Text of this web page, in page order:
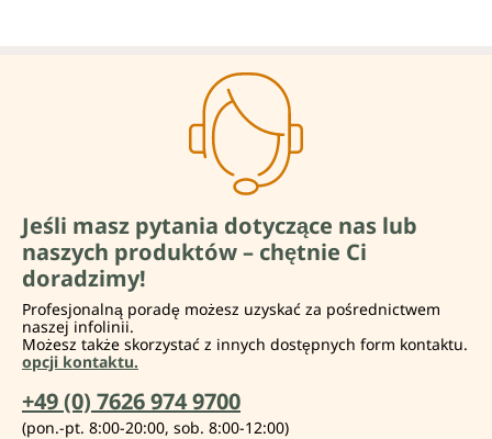
Jeśli masz pytania dotyczące nas lub
naszych produktów – chętnie Ci
doradzimy!
Profesjonalną poradę możesz uzyskać za pośrednictwem
naszej infolinii.
Możesz także skorzystać z innych dostępnych form kontaktu.
opcji kontaktu.
+49 (0) 7626 974 9700
(pon.-pt. 8:00-20:00, sob. 8:00-12:00)